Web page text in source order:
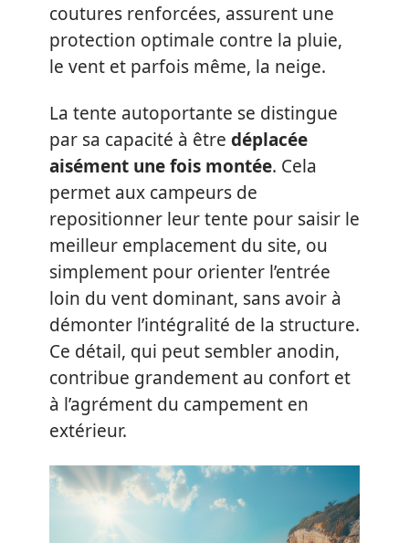
coutures renforcées, assurent une
protection optimale contre la pluie,
le vent et parfois même, la neige.
La tente autoportante se distingue
par sa capacité à être déplacée
aisément une fois montée. Cela
permet aux campeurs de
repositionner leur tente pour saisir le
meilleur emplacement du site, ou
simplement pour orienter l’entrée
loin du vent dominant, sans avoir à
démonter l’intégralité de la structure.
Ce détail, qui peut sembler anodin,
contribue grandement au confort et
à l’agrément du campement en
extérieur.